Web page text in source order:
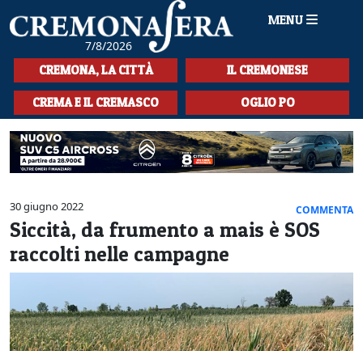
7/8/2026
MENU
HOME
CRONACA
SPORT
LA MUSICA
CULTURA
LA STORIA
SPETTACOLI
L'EDITORIALE
SEZIONI
CREMONA, LA CITTÀ IL CREMONESE
CREMA E IL CREMASCO OGLIO PO
30 giugno 2022 COMMENTA
Siccità, da frumento a mais è SOS
raccolti nelle campagne